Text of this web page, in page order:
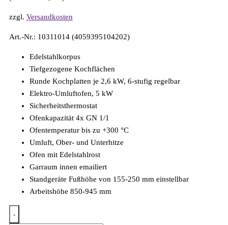
zzgl. Versandkosten
Art.-Nr.: 10311014 (4059395104202)
Edelstahlkorpus
Tiefgezogene Kochflächen
Runde Kochplatten je 2,6 kW, 6-stufig regelbar
Elektro-Umluftofen, 5 kW
Sicherheitsthermostat
Ofenkapazität 4x GN 1/1
Ofentemperatur bis zu +300 °C
Umluft, Ober- und Unterhitze
Ofen mit Edelstahlrost
Garraum innen emailiert
Standgeräte Fußhöhe von 155-250 mm einstellbar
Arbeitshöhe 850-945 mm
-